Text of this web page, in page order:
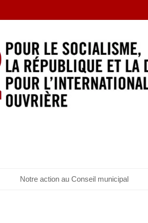
Notre action au Conseil municipal